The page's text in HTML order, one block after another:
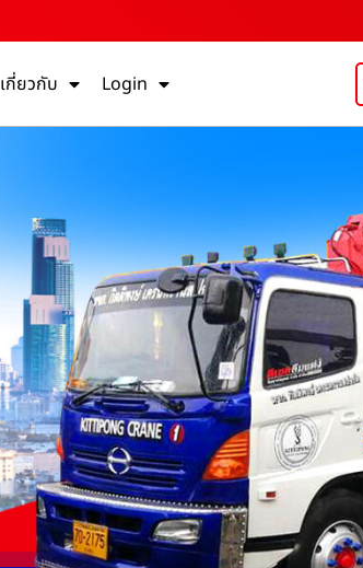
เกี่ยวกับ Login